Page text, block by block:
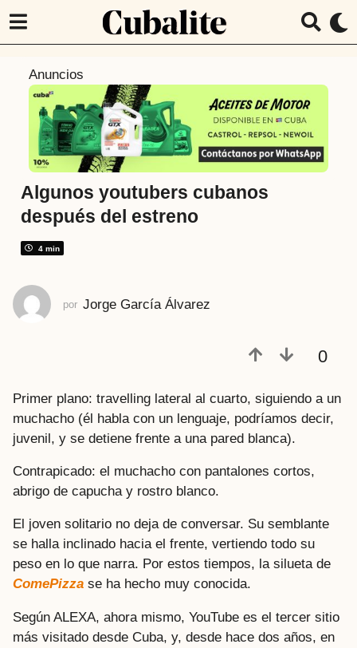
t
á
s
a
ñ
r
á
s
Anuncios
Algunos youtubers cubanos
después del estreno
4 min
por Jorge García Álvarez
0
Primer plano: travelling lateral al cuarto, siguiendo a un
muchacho (él habla con un lenguaje, podríamos decir,
juvenil, y se detiene frente a una pared blanca).
Contrapicado: el muchacho con pantalones cortos,
abrigo de capucha y rostro blanco.
El joven solitario no deja de conversar. Su semblante
se halla inclinado hacia el frente, vertiendo todo su
peso en lo que narra. Por estos tiempos, la silueta de
ComePizza se ha hecho muy conocida.
Según ALEXA, ahora mismo, YouTube es el tercer sitio
más visitado desde Cuba, y, desde hace dos años, en